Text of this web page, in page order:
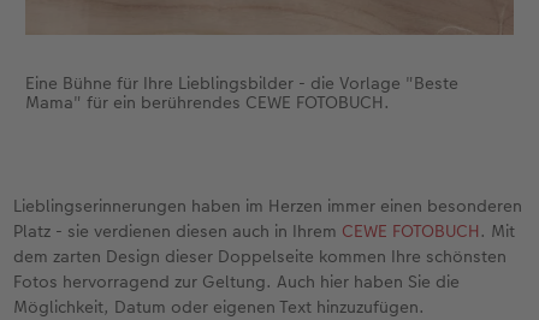
Eine Bühne für Ihre Lieblingsbilder - die Vorlage "Beste
Mama" für ein berührendes CEWE FOTOBUCH.
Lieblingserinnerungen haben im Herzen immer einen besonderen
Platz - sie verdienen diesen auch in Ihrem CEWE FOTOBUCH . Mit
dem zarten Design dieser Doppelseite kommen Ihre schönsten
Fotos hervorragend zur Geltung. Auch hier haben Sie die
Möglichkeit, Datum oder eigenen Text hinzuzufügen.